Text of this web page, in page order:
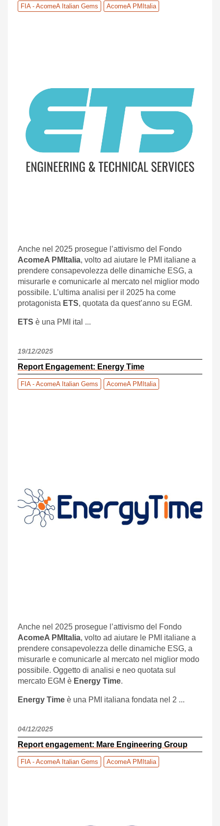
FIA - AcomeA Italian Gems AcomeA PMItalia
Anche nel 2025 prosegue l’attivismo del Fondo
AcomeA PMItalia, volto ad aiutare le PMI italiane a
prendere consapevolezza delle dinamiche ESG, a
misurarle e comunicarle al mercato nel miglior modo
possibile. L’ultima analisi per il 2025 ha come
protagonista ETS, quotata da quest’anno su EGM.
ETS è una PMI ital ...
19/12/2025
Report Engagement: Energy Time
FIA - AcomeA Italian Gems AcomeA PMItalia
Anche nel 2025 prosegue l’attivismo del Fondo
AcomeA PMItalia, volto ad aiutare le PMI italiane a
prendere consapevolezza delle dinamiche ESG, a
misurarle e comunicarle al mercato nel miglior modo
possibile. Oggetto di analisi e neo quotata sul
mercato EGM è Energy Time.
Energy Time è una PMI italiana fondata nel 2 ...
04/12/2025
Report engagement: Mare Engineering Group
FIA - AcomeA Italian Gems AcomeA PMItalia